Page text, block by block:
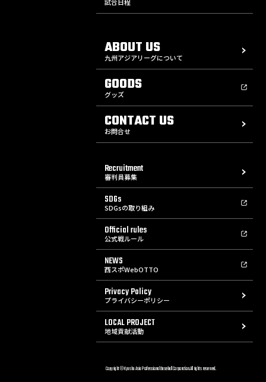
ABOUT US
九州アジアリーグについて
GOODS
グッズ
CONTACT US
お問合せ
Recruitment
審判員募集
SDGs
SDGsの取り組み
Official rules
公式戦ルール
NEWS
西スポWebOTTO
Privacy Policy
プライバシーポリシー
LOCAL PROJECT
地域貢献活動
Copyright © Kyushu Asia Professional Baseball Corporation.All rights reserved.